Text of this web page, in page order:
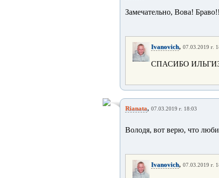
Замечательно, Вова!
Ivanovich, 07.03.2019 г.
СПАСИБО
Rianata, 07.03.2019 г. 18:03
Володя, вот верю, что
Ivanovich, 07.03.2019 г.